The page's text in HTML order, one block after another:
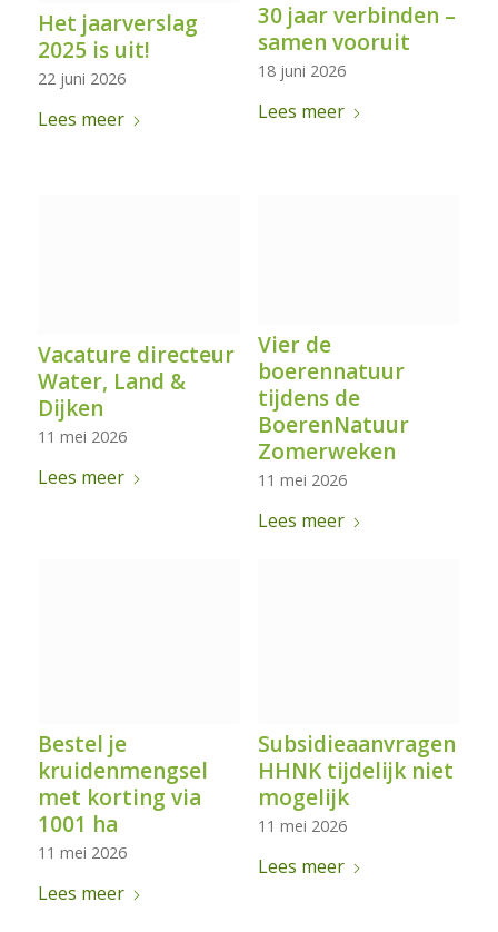
Het jaarverslag
2025 is uit!
22 juni 2026
Lees meer
30 jaar verbinden –
samen vooruit
18 juni 2026
Lees meer
Vacature directeur
Water, Land &
Dijken
11 mei 2026
Lees meer
Vier de
boerennatuur
tijdens de
BoerenNatuur
Zomerweken
11 mei 2026
Lees meer
Bestel je
kruidenmengsel
met korting via
1001 ha
11 mei 2026
Lees meer
Subsidieaanvragen
HHNK tijdelijk niet
mogelijk
11 mei 2026
Lees meer